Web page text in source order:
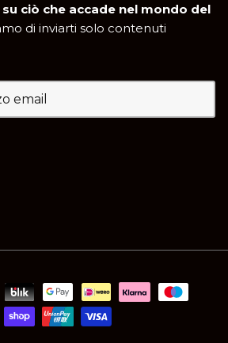
ciò che accade nel mondo del
di inviarti solo contenuti